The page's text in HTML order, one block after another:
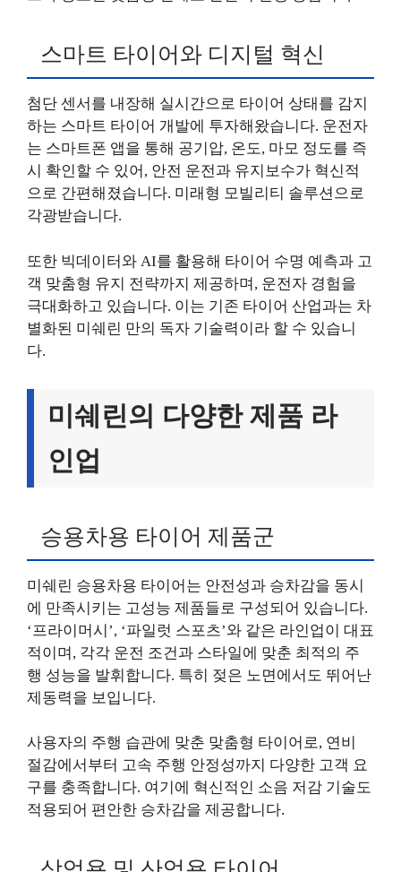
스마트 타이어와 디지털 혁신
첨단 센서를 내장해 실시간으로 타이어 상태를 감지
하는 스마트 타이어 개발에 투자해왔습니다. 운전자
는 스마트폰 앱을 통해 공기압, 온도, 마모 정도를 즉
시 확인할 수 있어, 안전 운전과 유지보수가 혁신적
으로 간편해졌습니다. 미래형 모빌리티 솔루션으로
각광받습니다.
또한 빅데이터와 AI를 활용해 타이어 수명 예측과 고
객 맞춤형 유지 전략까지 제공하며, 운전자 경험을
극대화하고 있습니다. 이는 기존 타이어 산업과는 차
별화된 미쉐린 만의 독자 기술력이라 할 수 있습니
다.
미쉐린의 다양한 제품 라
인업
승용차용 타이어 제품군
미쉐린 승용차용 타이어는 안전성과 승차감을 동시
에 만족시키는 고성능 제품들로 구성되어 있습니다.
‘프라이머시’, ‘파일럿 스포츠’와 같은 라인업이 대표
적이며, 각각 운전 조건과 스타일에 맞춘 최적의 주
행 성능을 발휘합니다. 특히 젖은 노면에서도 뛰어난
제동력을 보입니다.
사용자의 주행 습관에 맞춘 맞춤형 타이어로, 연비
절감에서부터 고속 주행 안정성까지 다양한 고객 요
구를 충족합니다. 여기에 혁신적인 소음 저감 기술도
적용되어 편안한 승차감을 제공합니다.